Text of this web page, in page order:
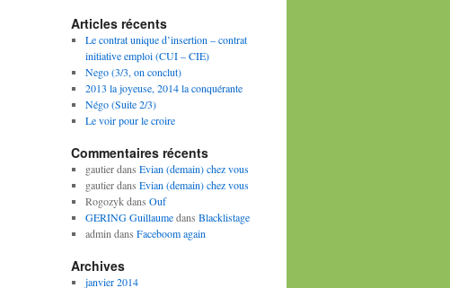
Articles récents
Le contrat unique d’insertion – contrat
initiative emploi (CUI – CIE)
Nego (3/3, on conclut)
2013 la joyeuse, 2014 la conquérante
Négo (Suite 2/3)
Le voir pour le croire
Commentaires récents
gautierdans Evian (demain) chez vous
gautierdans Evian (demain) chez vous
Rogozykdans Ouf
GERING Guillaumedans Blacklistage
admin dans Faceboom again
Archives
janvier 2014